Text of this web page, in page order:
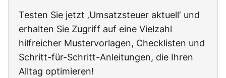
Testen Sie jetzt ‚Umsatzsteuer aktuell‘ und
erhalten Sie Zugriff auf eine Vielzahl
hilfreicher Mustervorlagen, Checklisten und
Schritt-für-Schritt-Anleitungen, die Ihren
Alltag optimieren!